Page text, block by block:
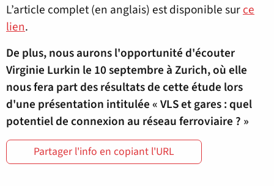
L’article complet (en anglais) est disponible surce
lien.
De plus, nous aurons l'opportunité d'écouter
Virginie Lurkin le 10 septembre à Zurich, où elle
nous fera part des résultats de cette étude lors
d'une présentation intitulée « VLS et gares : quel
potentiel de connexion au réseau ferroviaire ? »
Partager l'info en copiant l'URL